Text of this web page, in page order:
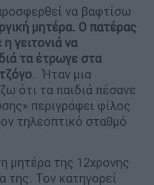
να βαφτίσω
μητέρα. Ο πατέρας
γειτονιά να
τα έτρωγε στα
. Ήταν μια
ότι τα παιδιά πέσανε
περιγράφει φίλος
τηλεοπτικό σταθμό
μητέρα της 12χρονης
της. Τον κατηγορεί